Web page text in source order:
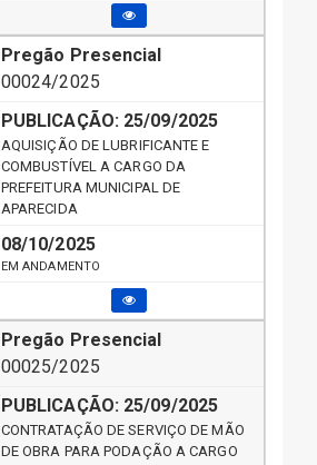
Pregão Presencial
00024/2025
PUBLICAÇÃO: 25/09/2025
AQUISIÇÃO DE LUBRIFICANTE E
COMBUSTÍVEL A CARGO DA
PREFEITURA MUNICIPAL DE
APARECIDA
08/10/2025
EM ANDAMENTO
Pregão Presencial
00025/2025
PUBLICAÇÃO: 25/09/2025
CONTRATAÇÃO DE SERVIÇO DE MÃO
DE OBRA PARA PODAÇÃO A CARGO